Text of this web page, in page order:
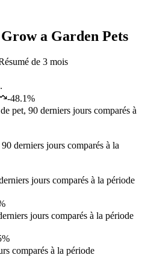
a Garden Pets
de 3 mois
-48.1%
pet, 90 derniers jours comparés à
derniers jours comparés à la
jours comparés à la période
jours comparés à la période
comparés à la période